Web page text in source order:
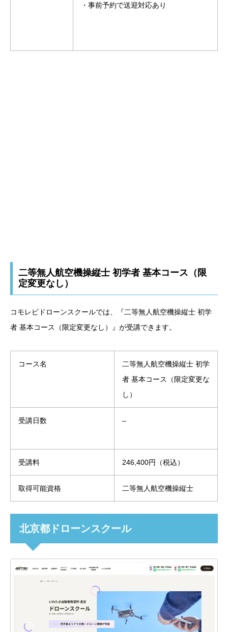
・事前予約で送迎対応あり
二等無人航空機操縦士 ​初学者 基本コース（限
定変更なし）
コモレビドローンスクールでは、『二等無人航空機操縦士 ​初学
者 基本コース（限定変更なし）』が受講できます。
コース名
二等無人航空機操縦士 ​初学
者 基本コース（限定変更な
し）
受講日数 –
受講料 246,400円（税込）
取得可能資格 二等無人航空機操縦士
北京都ドローンスクール